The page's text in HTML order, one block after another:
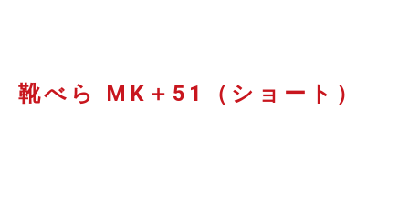
靴べら MK＋51（ショート）